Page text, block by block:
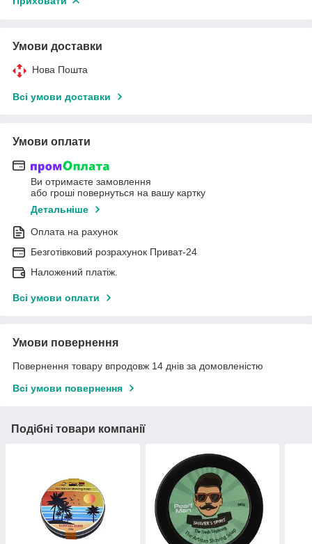
Умови доставки
Нова Пошта
Всі умови доставки
Умови оплати
Ви отримаєте замовлення
або гроші повернуться на вашу картку
Детальніше
Оплата на рахунок
Безготівковий розрахунок Приват-24
Наложений платіж.
Всі умови оплати
Умови повернення
Повернення товару впродовж 14 днів за домовленістю
Всі умови повернення
Подібні товари компанії